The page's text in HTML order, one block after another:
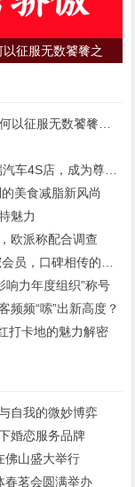
征服无数饕餮之
服无数饕餮之心？
为尊贵客户的定制之选
美食减脂新风尚
魅力
欧派称配合调查
口碑相传的秘密！
响力年度组织”称号
频频“嗦”出新高度？
打卡地的魅力解密
自我的微妙博弈
婚恋服务品牌
佛山盛大举行
春茗会圆满举办